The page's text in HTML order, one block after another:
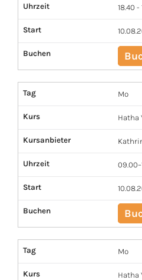
Uhrzeit 18.40 -
Start
Buchen
Tag Mo
Kurs Hatha
Kursanbieter
Uhrzeit
Start
Buchen
Tag Mo
Kurs Hatha